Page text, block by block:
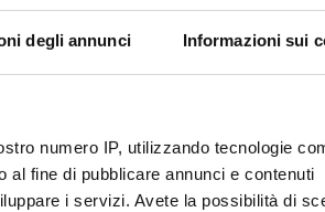
degli annunci Informazioni sui
numero IP, utilizzando tecnologie
fine di pubblicare annunci e contenuti
i servizi. Avete la possibilità di